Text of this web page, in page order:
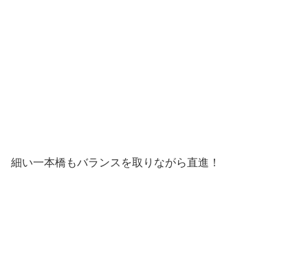
細い一本橋もバランスを取りながら直進！